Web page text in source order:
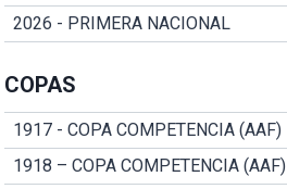
2026 - PRIMERA NACIONAL
COPAS
1917 - COPA COMPETENCIA (AAF)
1918 – COPA COMPETENCIA (AAF)